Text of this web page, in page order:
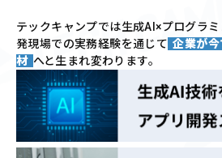
テックキャンプでは生成AI×プログラ
発現場での実務経験を通じて 企業が
材 へと生まれ変わります。